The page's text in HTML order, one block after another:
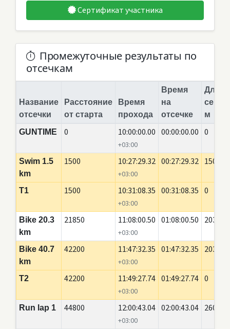
Сертификат участника
Промежуточные результаты по
отсечкам
Название
отсечки
Расстояние
от старта
Время
прохода
Время
на
отсечке
Длина
м
GUNTIME
0 10:00:00.00
+03:00
00:00:00.00 0
Swim 1.5
km
1500 10:27:29.32
+03:00
00:27:29.32 1500
T1 1500 10:31:08.35
+03:00
00:31:08.35 0
Bike 20.3
km
21850 11:08:00.50
+03:00
01:08:00.50 20350
Bike 40.7
km
42200 11:47:32.35
+03:00
01:47:32.35 20350
T2 42200 11:49:27.74
+03:00
01:49:27.74 0
Run lap 1 44800 12:00:43.04
+03:00
02:00:43.04 2600